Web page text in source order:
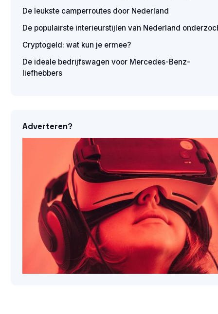
De leukste camperroutes door Nederland
De populairste interieurstijlen van Nederland
Cryptogeld: wat kun je ermee?
De ideale bedrijfswagen voor Mercedes-Benz-
liefhebbers
Adverteren?